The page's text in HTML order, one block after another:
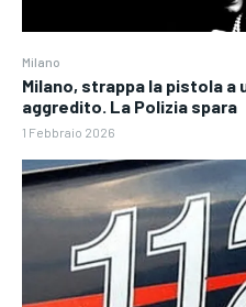
Milano
Milano, strappa la pistola a
aggredito. La Polizia spara
1 Febbraio 2026